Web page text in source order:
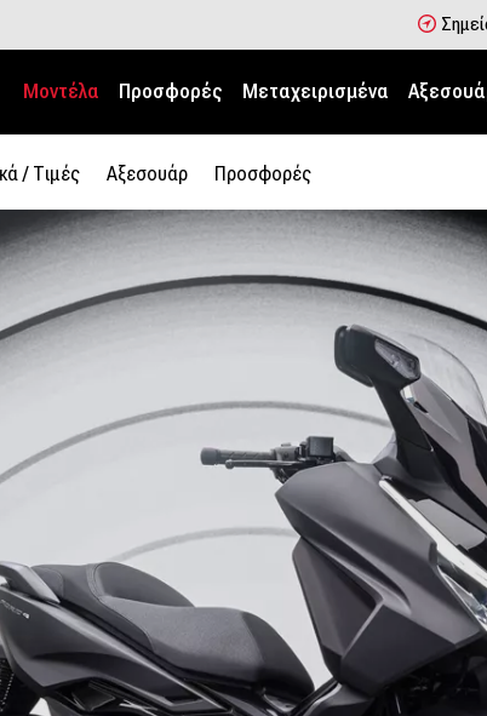
Μοντέλα Προσφορές Μεταχειρισμένα
/ Tιμές Αξεσουάρ Προσφορές